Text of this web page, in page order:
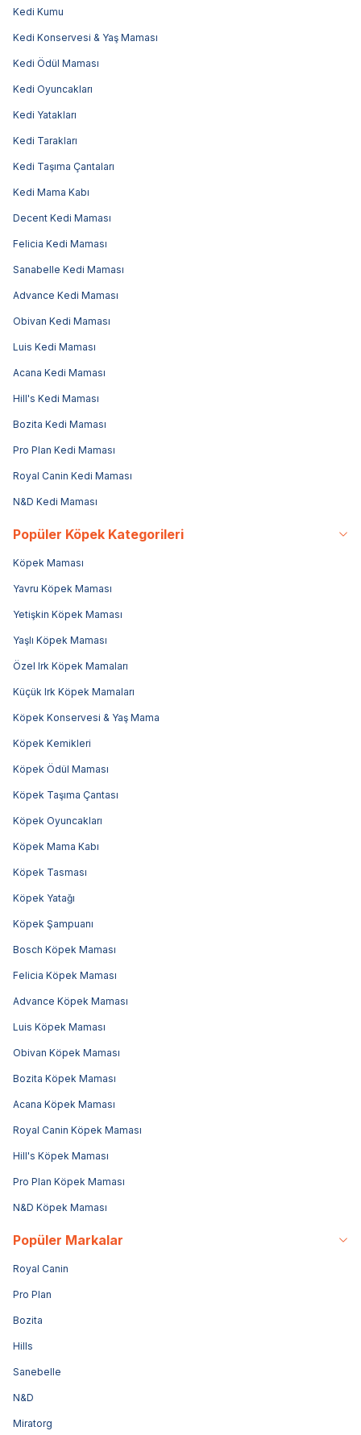
Kedi Kumu
Kedi Konservesi & Yaş Maması
Kedi Ödül Maması
Kedi Oyuncakları
Kedi Yatakları
Kedi Tarakları
Kedi Taşıma Çantaları
Kedi Mama Kabı
Decent Kedi Maması
Felicia Kedi Maması
Sanabelle Kedi Maması
Advance Kedi Maması
Obivan Kedi Maması
Luis Kedi Maması
Acana Kedi Maması
Hill's Kedi Maması
Bozita Kedi Maması
Pro Plan Kedi Maması
Royal Canin Kedi Maması
N&D Kedi Maması
Popüler Köpek Kategorileri
Köpek Maması
Yavru Köpek Maması
Yetişkin Köpek Maması
Yaşlı Köpek Maması
Özel Irk Köpek Mamaları
Küçük Irk Köpek Mamaları
Köpek Konservesi & Yaş Mama
Köpek Kemikleri
Köpek Ödül Maması
Köpek Taşıma Çantası
Köpek Oyuncakları
Köpek Mama Kabı
Köpek Tasması
Köpek Yatağı
Köpek Şampuanı
Bosch Köpek Maması
Felicia Köpek Maması
Advance Köpek Maması
Luis Köpek Maması
Obivan Köpek Maması
Bozita Köpek Maması
Acana Köpek Maması
Royal Canin Köpek Maması
Hill's Köpek Maması
Pro Plan Köpek Maması
N&D Köpek Maması
Popüler Markalar
Royal Canin
Pro Plan
Bozita
Hills
Sanebelle
N&D
Miratorg